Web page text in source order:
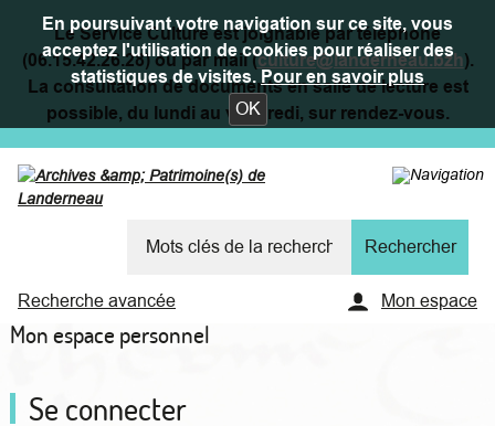
En poursuivant votre navigation sur ce site, vous
acceptez l'utilisation de cookies pour réaliser des
statistiques de visites.Pour en savoir plus
OK
Le Service Culture est joignable par téléphone
(06.15.42.26.28) ou par mail (culture@landerneau.bzh).
La consultation de documents en salle de lecture est
possible, du lundi au vendredi, sur rendez-vous.
Recherche avancée Mon espace
Mon espace personnel
Se connecter